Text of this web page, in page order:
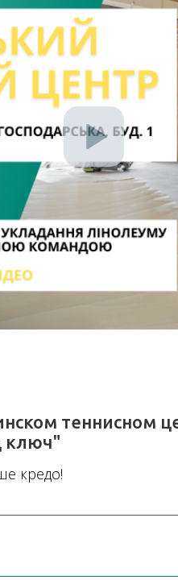
теннисном
ключ"
кредо!